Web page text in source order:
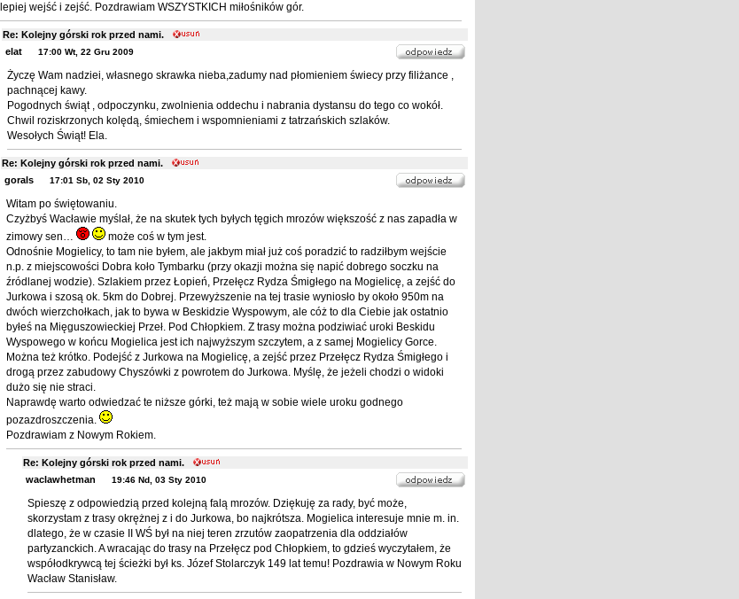
wejść i zejść. Pozdrawiam WSZYSTKICH miłośników gór.
Re: Kolejny górski rok przed nami.
elat
17:00 Wt, 22 Gru 2009
Życzę Wam nadziei, własnego skrawka nieba,zadumy nad płomieniem świecy przy filiżance ,
pachnącej kawy.
Pogodnych świąt , odpoczynku, zwolnienia oddechu i nabrania dystansu do tego co wokół.
Chwil roziskrzonych kolędą, śmiechem i wspomnieniami z tatrzańskich szlaków.
Wesołych Świąt! Ela.
Re: Kolejny górski rok przed nami.
gorals
17:01 Sb, 02 Sty 2010
Witam po świętowaniu.
Czyżbyś Wacławie myślał, że na skutek tych byłych tęgich mrozów większość z nas zapadła w
zimowy sen…
może coś w tym jest.
Odnośnie Mogielicy, to tam nie byłem, ale jakbym miał już coś poradzić to radziłbym wejście
n.p. z miejscowości Dobra koło Tymbarku (przy okazji można się napić dobrego soczku na
źródlanej wodzie). Szlakiem przez Łopień, Przełęcz Rydza Śmigłego na Mogielicę, a zejść do
Jurkowa i szosą ok. 5km do Dobrej. Przewyższenie na tej trasie wyniosło by około 950m na
dwóch wierzchołkach, jak to bywa w Beskidzie Wyspowym, ale cóż to dla Ciebie jak ostatnio
byłeś na Mięguszowieckiej Przeł. Pod Chłopkiem. Z trasy można podziwiać uroki Beskidu
Wyspowego w końcu Mogielica jest ich najwyższym szczytem, a z samej Mogielicy Gorce.
Można też krótko. Podejść z Jurkowa na Mogielicę, a zejść przez Przełęcz Rydza Śmigłego i
drogą przez zabudowy Chyszówki z powrotem do Jurkowa. Myślę, że jeżeli chodzi o widoki
dużo się nie straci.
Naprawdę warto odwiedzać te niższe górki, też mają w sobie wiele uroku godnego
pozazdroszczenia.
Pozdrawiam z Nowym Rokiem.
Re: Kolejny górski rok przed nami.
waclawhetman
19:46 Nd, 03 Sty 2010
Spieszę z odpowiedzią przed kolejną falą mrozów. Dziękuję za rady, być może,
skorzystam z trasy okrężnej z i do Jurkowa, bo najkrótsza. Mogielica interesuje mnie m. in.
dlatego, że w czasie II WŚ był na niej teren zrzutów zaopatrzenia dla oddziałów
partyzanckich. A wracając do trasy na Przełęcz pod Chłopkiem, to gdzieś wyczytałem, że
współodkrywcą tej ścieżki był ks. Józef Stolarczyk 149 lat temu! Pozdrawia w Nowym Roku
Wacław Stanisław.